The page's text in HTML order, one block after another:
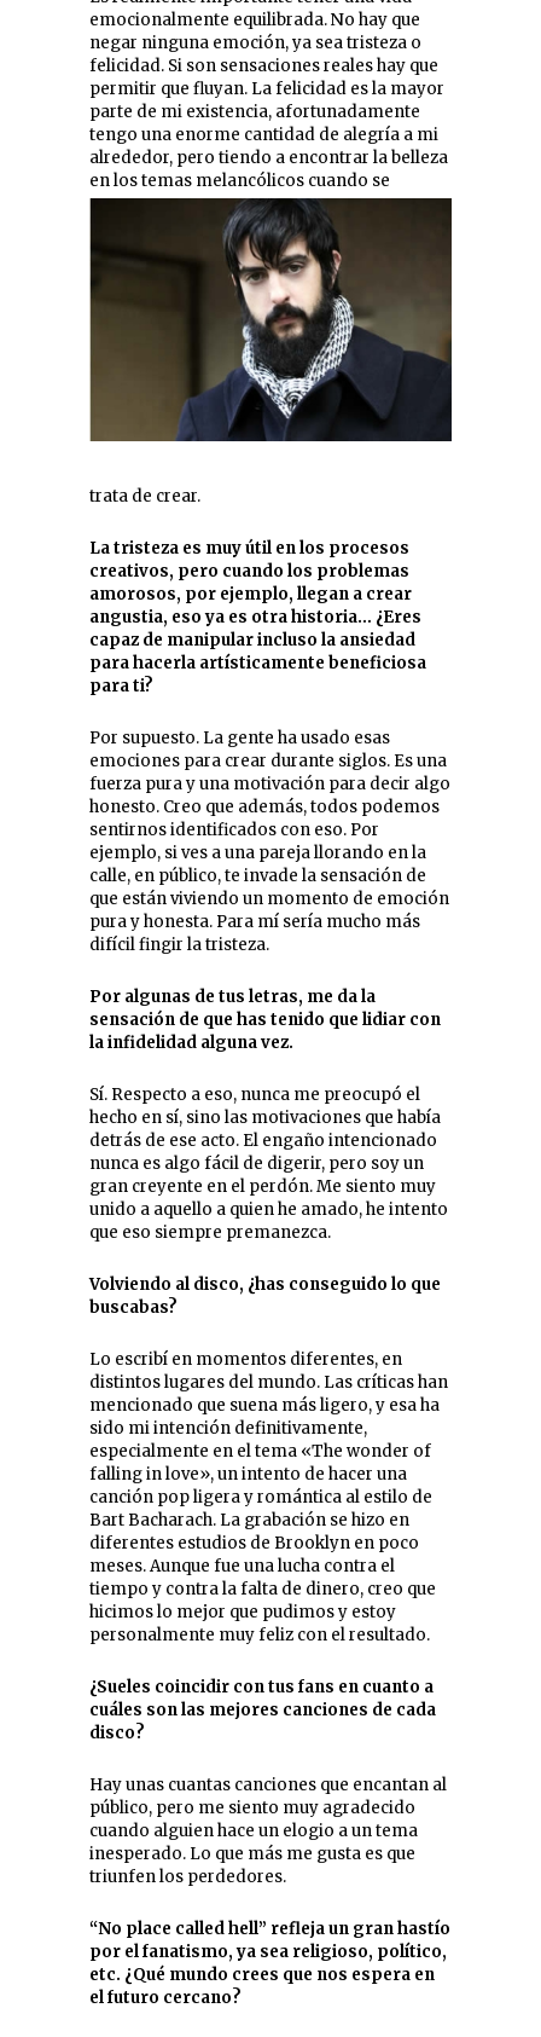
emocionalmente equilibrada. No hay que
negar ninguna emoción, ya sea tristeza o
felicidad. Si son sensaciones reales hay que
permitir que fluyan. La felicidad es la mayor
parte de mi existencia, afortunadamente
tengo una enorme cantidad de alegría a mi
alrededor, pero tiendo a encontrar la belleza
en los temas melancólicos cuando se
trata de crear.
La tristeza es muy útil en los procesos
creativos, pero cuando los problemas
amorosos, por ejemplo, llegan a crear
angustia, eso ya es otra historia… ¿Eres
capaz de manipular incluso la ansiedad
para hacerla artísticamente beneficiosa
para ti?
Por supuesto. La gente ha usado esas
emociones para crear durante siglos. Es una
fuerza pura y una motivación para decir algo
honesto. Creo que además, todos podemos
sentirnos identificados con eso. Por
ejemplo, si ves a una pareja llorando en la
calle, en público, te invade la sensación de
que están viviendo un momento de emoción
pura y honesta. Para mí sería mucho más
difícil fingir la tristeza.
Por algunas de tus letras, me da la
sensación de que has tenido que lidiar con
la infidelidad alguna vez.
Sí. Respecto a eso, nunca me preocupó el
hecho en sí, sino las motivaciones que había
detrás de ese acto. El engaño intencionado
nunca es algo fácil de digerir, pero soy un
gran creyente en el perdón. Me siento muy
unido a aquello a quien he amado, he intento
que eso siempre premanezca.
Volviendo al disco, ¿has conseguido lo que
buscabas?
Lo escribí en momentos diferentes, en
distintos lugares del mundo. Las críticas han
mencionado que suena más ligero, y esa ha
sido mi intención definitivamente,
especialmente en el tema «The wonder of
falling in love», un intento de hacer una
canción pop ligera y romántica al estilo de
Bart Bacharach. La grabación se hizo en
diferentes estudios de Brooklyn en poco
meses. Aunque fue una lucha contra el
tiempo y contra la falta de dinero, creo que
hicimos lo mejor que pudimos y estoy
personalmente muy feliz con el resultado.
¿Sueles coincidir con tus fans en cuanto a
cuáles son las mejores canciones de cada
disco?
Hay unas cuantas canciones que encantan al
público, pero me siento muy agradecido
cuando alguien hace un elogio a un tema
inesperado. Lo que más me gusta es que
triunfen los perdedores.
“No place called hell” refleja un gran hastío
por el fanatismo, ya sea religioso, político,
etc. ¿Qué mundo crees que nos espera en
el futuro cercano?